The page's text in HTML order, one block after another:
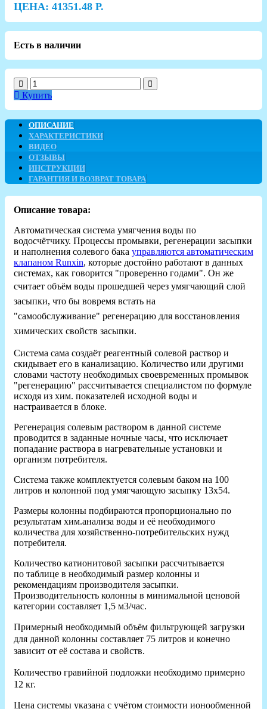
ЦЕНА: 41351.48 Р.
Есть в наличии
Купить
ОПИСАНИЕ
ХАРАКТЕРИСТИКИ
ВИДЕО
ОТЗЫВЫ
ИНСТРУКЦИИ
ГАРАНТИЯ И ВОЗВРАТ ТОВАРА
Описание товара:
Автоматическая система умягчения воды по
водосчётчику. Процессы промывки, регенерации засыпки
и наполнения солевого бака управляются автоматическим
клапаном Runxin, которые достойно работают в данных
системах, как говорится "проверенно годами". Он же
считает объём воды прошедшей через умягчающий слой
засыпки, что бы вовремя встать на
"самообслуживание" регенерацию для восстановления
химических свойств засыпки.
Система сама создаёт реагентный солевой раствор и
скидывает его в канализацию. Количество или другими
словами частоту необходимых своевременных промывок
"регенерацию" рассчитывается специалистом по формуле
исходя из хим. показателей исходной воды и
настраивается в блоке.
Регенерация солевым раствором в данной системе
проводится в заданные ночные часы, что исключает
попадание раствора в нагревательные установки и
организм потребителя.
Система также комплектуется солевым баком на 100
литров и колонной под умягчающую засыпку 13х54.
Размеры колонны подбираются пропорционально по
результатам хим.анализа воды и её необходимого
количества для хозяйственно-потребительских нужд
потребителя.
Количество катионитовой засыпки рассчитывается
по таблице в необходимый размер колонны и
рекомендациям производителя засыпки.
Производительность колонны в минимальной ценовой
категории составляет 1,5 м3/час.
Примерный необходимый объём фильтрующей загрузки
для данной колонны составляет 75 литров и конечно
зависит от её состава и свойств.
Количество гравийной подложки необходимо примерно
12 кг.
Цена системы указана с учётом стоимости ионообменной